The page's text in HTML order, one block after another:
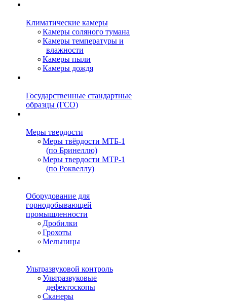
Климатические камеры
Камеры соляного тумана
Камеры температуры и
влажности
Камеры пыли
Камеры дождя
Государственные стандартные
образцы (ГСО)
Меры твердости
Меры твёрдости МТБ-1
(по Бринеллю)
Меры твердости МТР-1
(по Роквеллу)
Оборудование для
горнодобывающей
промышленности
Дробилки
Грохоты
Мельницы
Ультразвуковой контроль
Ультразвуковые
дефектоскопы
Сканеры